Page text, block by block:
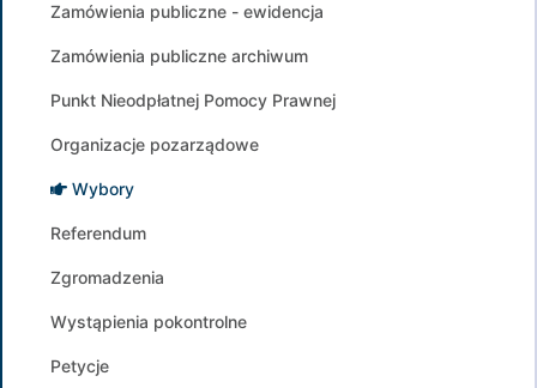
Zamówienia publiczne - ewidencja
Zamówienia publiczne archiwum
Punkt Nieodpłatnej Pomocy Prawnej
Organizacje pozarządowe
Wybory
Referendum
Zgromadzenia
Wystąpienia pokontrolne
Petycje